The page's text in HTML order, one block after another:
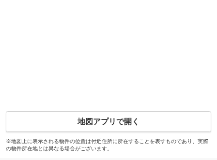
地図アプリで開く
※地図上に表示される物件の位置は付近住所に所在することを表すものであり、実際
の物件所在地とは異なる場合がございます。